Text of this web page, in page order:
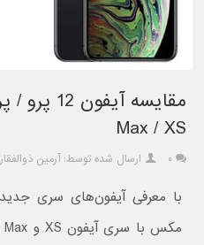
Max / XS
۰ ارسال شده توسط: آرمین ذوالفقار